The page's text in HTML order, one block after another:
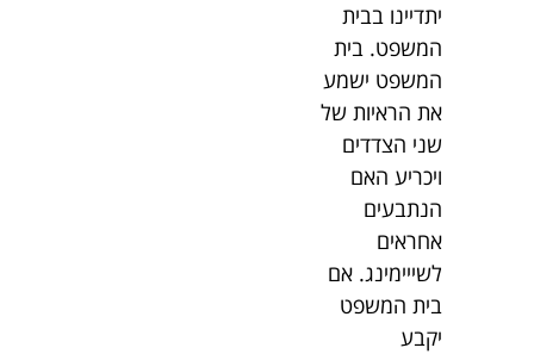
יתדיינו בבית
המשפט. בית
המשפט ישמע
את הראיות של
שני הצדדים
ויכריע האם
הנתבעים
אחראים
לשייימינג. אם
בית המשפט
יקבע